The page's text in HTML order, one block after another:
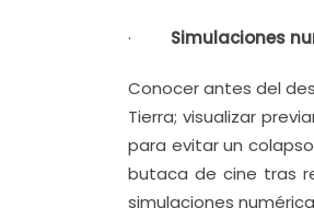
· Simulaciones
Conocer antes del
Tierra; visualizar
para evitar un
butaca de cine tras
simulaciones